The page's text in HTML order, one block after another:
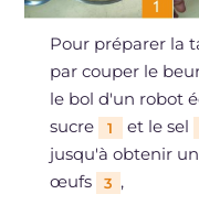
Pour préparer la
par couper le
le bol d'un robot
sucre
1 et le sel
jusqu'à obtenir
œufs
3 ,